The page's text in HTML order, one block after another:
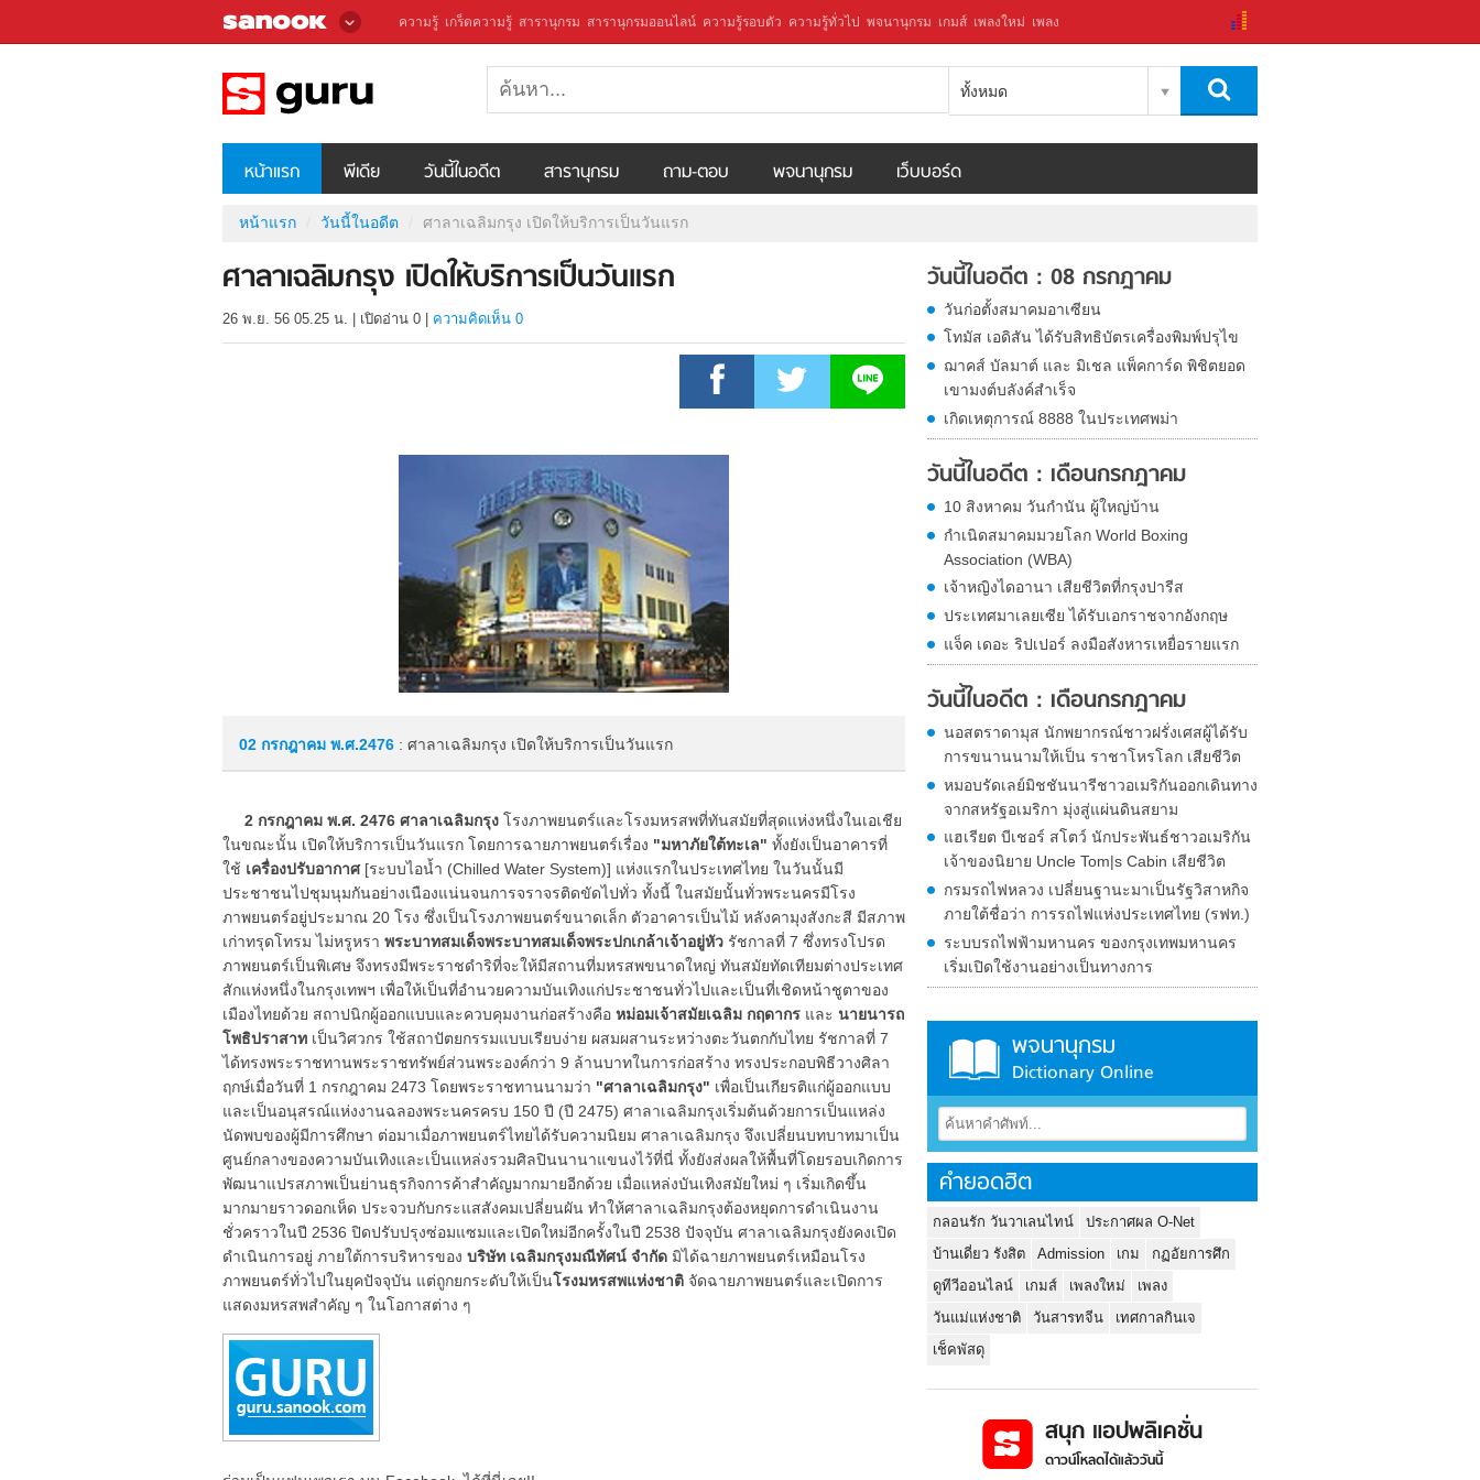
ความรู้ เกร็ดความรู้ สารานุกรม สารานุกรมออนไลน์ ความรู้รอบตัว ความรู้ทั่วไป พจนานุกรม เกมส์ เพลงใหม่ เพลง
ทั้งหมด
หน้าแรก พีเดีย วันนี้ในอดีต สารานุกรม ถาม-ตอบ พจนานุกรม เว็บบอร์ด
หน้าแรก วันนี้ในอดีต ศาลาเฉลิมกรุง เปิดให้บริการเป็นวันแรก
ศาลาเฉลิมกรุง เปิดให้บริการเป็นวันแรก
26 พ.ย. 56 05.25 น. เปิดอ่าน 0 ความคิดเห็น 0
02 กรกฎาคม พ.ศ.2476 : ศาลาเฉลิมกรุง เปิดให้บริการเป็นวันแรก
2 กรกฎาคม พ.ศ. 2476 ศาลาเฉลิมกรุง โรงภาพยนตร์และโรงมหรสพที่ทันสมัยที่สุดแห่งหนึ่งในเอเชีย
ในขณะนั้น เปิดให้บริการเป็นวันแรก โดยการฉายภาพยนตร์เรื่อง "มหาภัยใต้ทะเล" ทั้งยังเป็นอาคารที่
ใช้ เครื่องปรับอากาศ[ระบบไอน้ำ (Chilled Water System)] แห่งแรกในประเทศไทย ในวันนั้นมี
ประชาชนไปชุมนุมกันอย่างเนืองแน่นจนการจราจรติดขัดไปทั่ว ทั้งนี้ ในสมัยนั้นทั่วพระนครมีโรง
ภาพยนตร์อยู่ประมาณ 20 โรง ซึ่งเป็นโรงภาพยนตร์ขนาดเล็ก ตัวอาคารเป็นไม้ หลังคามุงสังกะสี มีสภาพ
เก่าทรุดโทรม ไม่หรูหรา พระบาทสมเด็จพระบาทสมเด็จพระปกเกล้าเจ้าอยู่หัว รัชกาลที่ 7 ซึ่งทรงโปรด
ภาพยนตร์เป็นพิเศษ จึงทรงมีพระราชดำริที่จะให้มีสถานที่มหรสพขนาดใหญ่ ทันสมัยทัดเทียมต่างประเทศ
สักแห่งหนึ่งในกรุงเทพฯ เพื่อให้เป็นที่อำนวยความบันเทิงแก่ประชาชนทั่วไปและเป็นที่เชิดหน้าชูตาของ
เมืองไทยด้วย สถาปนิกผู้ออกแบบและควบคุมงานก่อสร้างคือ หม่อมเจ้าสมัยเฉลิม กฤดากร และ นายนารถ
โพธิปราสาท เป็นวิศวกร ใช้สถาปัตยกรรมแบบเรียบง่าย ผสมผสานระหว่างตะวันตกกับไทย รัชกาลที่ 7
ได้ทรงพระราชทานพระราชทรัพย์ส่วนพระองค์กว่า 9 ล้านบาทในการก่อสร้าง ทรงประกอบพิธีวางศิลา
ฤกษ์เมื่อวันที่ 1 กรกฎาคม 2473 โดยพระราชทานนามว่า "ศาลาเฉลิมกรุง" เพื่อเป็นเกียรติแก่ผู้ออกแบบ
และเป็นอนุสรณ์แห่งงานฉลองพระนครครบ 150 ปี (ปี 2475) ศาลาเฉลิมกรุงเริ่มต้นด้วยการเป็นแหล่ง
นัดพบของผู้มีการศึกษา ต่อมาเมื่อภาพยนตร์ไทยได้รับความนิยม ศาลาเฉลิมกรุง จึงเปลี่ยนบทบาทมาเป็น
ศูนย์กลางของความบันเทิงและเป็นแหล่งรวมศิลปินนานาแขนงไว้ที่นี่ ทั้งยังส่งผลให้พื้นที่โดยรอบเกิดการ
พัฒนาแปรสภาพเป็นย่านธุรกิจการค้าสำคัญมากมายอีกด้วย เมื่อแหล่งบันเทิงสมัยใหม่ ๆ เริ่มเกิดขึ้น
มากมายราวดอกเห็ด ประจวบกับกระแสสังคมเปลี่ยนผัน ทำให้ศาลาเฉลิมกรุงต้องหยุดการดำเนินงาน
ชั่วคราวในปี 2536 ปิดปรับปรุงซ่อมแซมและเปิดใหม่อีกครั้งในปี 2538 ปัจจุบัน ศาลาเฉลิมกรุงยังคงเปิด
ดำเนินการอยู่ ภายใต้การบริหารของ บริษัท เฉลิมกรุงมณีทัศน์ จำกัด มิได้ฉายภาพยนตร์เหมือนโรง
ภาพยนตร์ทั่วไปในยุคปัจจุบัน แต่ถูกยกระดับให้เป็นโรงมหรสพแห่งชาติ จัดฉายภาพยนตร์และเปิดการ
แสดงมหรสพสำคัญ ๆ ในโอกาสต่าง ๆ
วันนี้ในอดีต : 08 กรกฎาคม
วันก่อตั้งสมาคมอาเซียน
โทมัส เอดิสัน ได้รับสิทธิบัตรเครื่องพิมพ์ปรุไข
ฌาคส์ บัลมาต์ และ มิเชล แพ็คการ์ด พิชิตยอด
เขามงต์บลังค์สำเร็จ
เกิดเหตุการณ์ 8888 ในประเทศพม่า
วันนี้ในอดีต : เดือนกรกฎาคม
10 สิงหาคม วันกำนัน ผู้ใหญ่บ้าน
กำเนิดสมาคมมวยโลก World Boxing
Association (WBA)
เจ้าหญิงไดอานา เสียชีวิตที่กรุงปารีส
ประเทศมาเลยเซีย ได้รับเอกราชจากอังกฤษ
แจ็ค เดอะ ริปเปอร์ ลงมือสังหารเหยื่อรายแรก
วันนี้ในอดีต : เดือนกรกฎาคม
นอสตราดามุส นักพยากรณ์ชาวฝรั่งเศสผู้ได้รับ
การขนานนามให้เป็น ราชาโหรโลก เสียชีวิต
หมอบรัดเลย์มิชชันนารีชาวอเมริกันออกเดินทาง
จากสหรัฐอเมริกา มุ่งสู่แผ่นดินสยาม
แฮเรียต บีเชอร์ สโตว์ นักประพันธ์ชาวอเมริกัน
เจ้าของนิยาย Uncle Tom|s Cabin เสียชีวิต
กรมรถไฟหลวง เปลี่ยนฐานะมาเป็นรัฐวิสาหกิจ
ภายใต้ชื่อว่า การรถไฟแห่งประเทศไทย (รฟท.)
ระบบรถไฟฟ้ามหานคร ของกรุงเทพมหานคร
เริ่มเปิดใช้งานอย่างเป็นทางการ
พจนานุกรม
Dictionary Online
คำยอดฮิต
กลอนรัก วันวาเลนไทน์
ประกาศผล O-Net
บ้านเดี่ยว รังสิต
Admission เกม
กฏอัยการศึก
ดูทีวีออนไลน์
เกมส์ เพลงใหม่
เพลง
วันแม่แห่งชาติ
วันสารทจีน
เทศกาลกินเจ
เช็คพัสดุ
สนุก แอปพลิเคชั่น
ดาวน์โหลดได้แล้ววันนี้